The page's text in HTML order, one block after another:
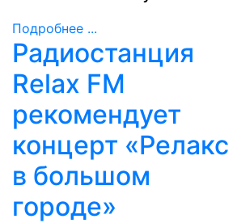
Подробнее ...
Радиостанция
Relax FM
рекомендует
концерт «Релакс
в большом
городе»